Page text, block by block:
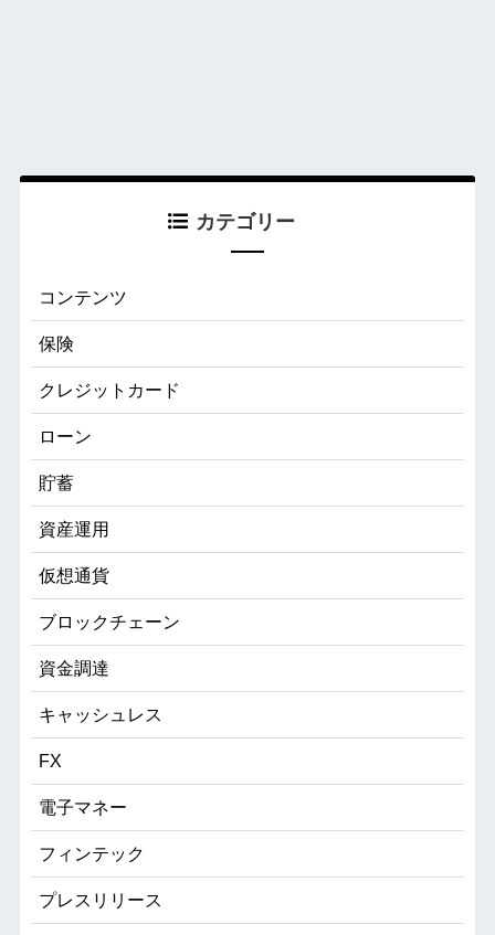
カテゴリー
コンテンツ
保険
クレジットカード
ローン
貯蓄
資産運用
仮想通貨
ブロックチェーン
資金調達
キャッシュレス
FX
電子マネー
フィンテック
プレスリリース